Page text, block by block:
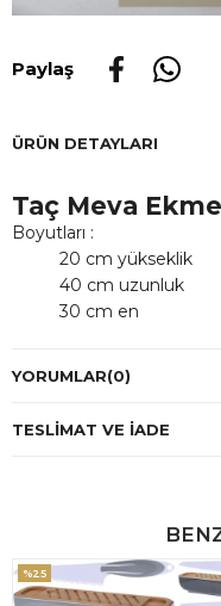
Paylaş
ÜRÜN DETAYLARI
Taç Meva
Boyutları :
20 cm yükseklik
40 cm uzunluk
30 cm en
YORUMLAR(0)
TESLIMAT VE İADE
%25